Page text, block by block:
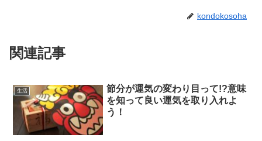
kondokosoha
関連記事
生活
節分が運気の変わり目って!?意味
を知って良い運気を取り入れよ
う！